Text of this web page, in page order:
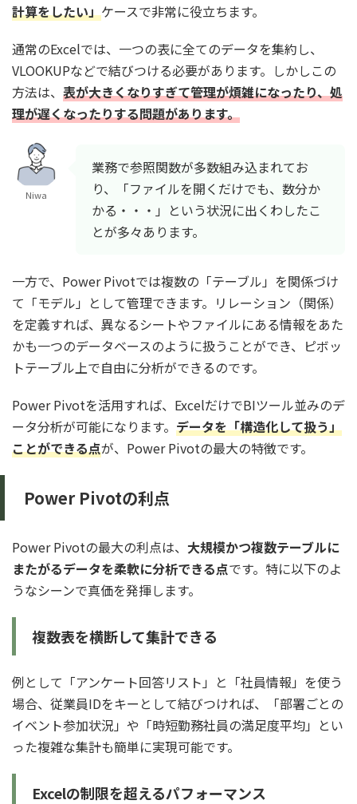
計算をしたい」ケースで非常に役立ちます。
通常のExcelでは、一つの表に全てのデータを集約し、
VLOOKUPなどで結びつける必要があります。しかしこの
方法は、 表が大きくなりすぎて管理が煩雑になったり、処
理が遅くなったりする問題があります。
Niwa
業務で参照関数が多数組み込まれてお
り、「ファイルを開くだけでも、数分か
かる・・・」という状況に出くわしたこ
とが多々あります。
一方で、Power Pivotでは複数の「テーブル」を関係づけ
て「モデル」として管理できます。リレーション（関係）
を定義すれば、異なるシートやファイルにある情報をあた
かも一つのデータベースのように扱うことができ、ピボッ
トテーブル上で自由に分析ができるのです。
Power Pivotを活用すれば、ExcelだけでBIツール並みのデ
ータ分析が可能になります。 データを「構造化して扱う」
ことができる点が、Power Pivotの最大の特徴です。
Power Pivotの利点
Power Pivotの最大の利点は、 大規模かつ複数テーブルに
またがるデータを柔軟に分析できる点です。特に以下のよ
うなシーンで真価を発揮します。
複数表を横断して集計できる
例として「アンケート回答リスト」と「社員情報」を使う
場合、従業員IDをキーとして結びつければ、「部署ごとの
イベント参加状況」や「時短勤務社員の満足度平均」とい
った複雑な集計も簡単に実現可能です。
Excelの制限を超えるパフォーマンス